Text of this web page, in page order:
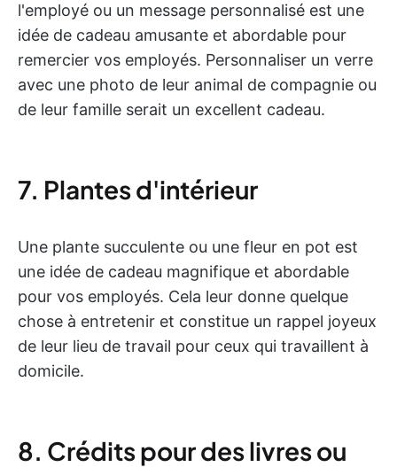
l'employé ou un message personnalisé est une
idée de cadeau amusante et abordable pour
remercier vos employés. Personnaliser un verre
avec une photo de leur animal de compagnie ou
de leur famille serait un excellent cadeau.
7. Plantes d'intérieur
Une plante succulente ou une fleur en pot est
une idée de cadeau magnifique et abordable
pour vos employés. Cela leur donne quelque
chose à entretenir et constitue un rappel joyeux
de leur lieu de travail pour ceux qui travaillent à
domicile.
8. Crédits pour des livres ou